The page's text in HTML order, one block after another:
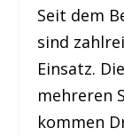
Seit dem
sind
Einsatz.
mehreren
kommen